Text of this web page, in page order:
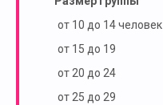
от 10 до 14 человек
от 15 до 19
от 20 до 24
от 25 до 29